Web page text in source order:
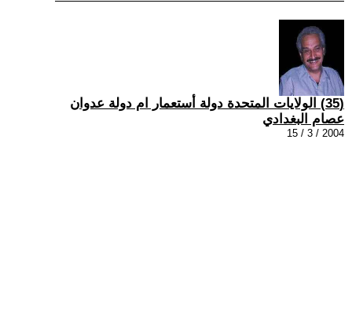
(35) الولايات المتحدة دولة أستعمار ام دولة عدوان
عصام البغدادي
2004 / 3 / 15